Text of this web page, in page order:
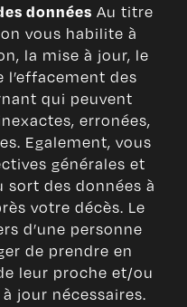
données Au titre
vous habilite à
la mise à jour, le
des
qui peuvent
erronées,
Egalement, vous
générales et
des données à
votre décès. Le
d’une personne
de prendre en
leur proche et/ou
jour nécessaires.